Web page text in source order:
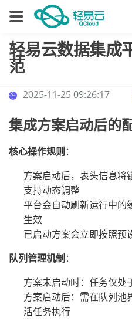
轻易云数据集成
范
2025-11-25 09:26:17
集成方案启动后的
核心操作规则：
方案启动后，表头信息将
支持动态调整
平台会自动刷新运行中的
生效
已启动方案会立即按照预
队列管理机制：
方案未启动时：任务仅处
方案启动后：需在队列池
活任务执行